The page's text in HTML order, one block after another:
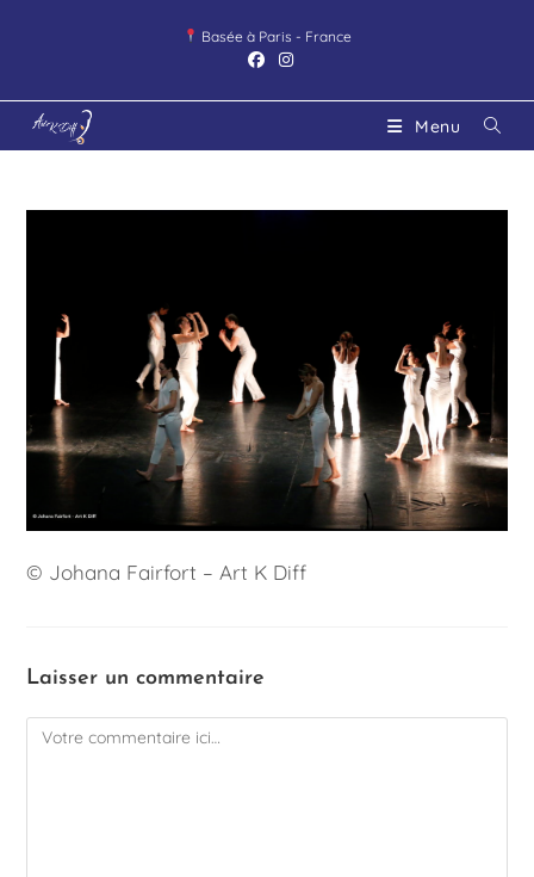
Basée à Paris - France
Menu
© Johana Fairfort – Art K Diff
Laisser un commentaire